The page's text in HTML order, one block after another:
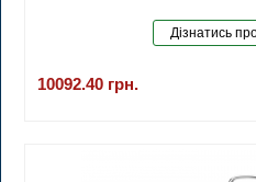
10092.40 грн.